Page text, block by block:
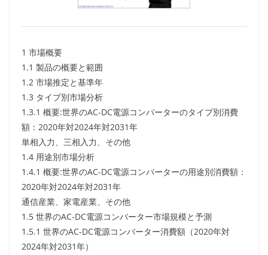
1 市場概要
1.1 製品の概要と範囲
1.2 市場推定と基準年
1.3 タイプ別市場分析
1.3.1 概要:世界のAC-DC電源コンバーターのタイプ別消費
額：2020年対2024年対2031年
単相入力、三相入力、その他
1.4 用途別市場分析
1.4.1 概要:世界のAC-DC電源コンバーターの用途別消費額：
2020年対2024年対2031年
通信産業、家電産業、その他
1.5 世界のAC-DC電源コンバーター市場規模と予測
1.5.1 世界のAC-DC電源コンバーター消費額（2020年対
2024年対2031年）